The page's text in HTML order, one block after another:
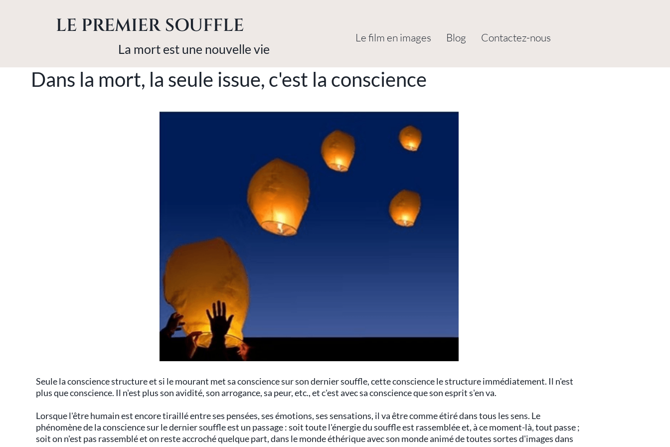
LE PREMIER SOUFFLE
La mort est une nouvelle vie
Le film en images Blog Contactez-nous
Dans la mort, la seule issue, c'est la conscience
Seule la conscience structure et si le mourant met sa conscience sur son dernier souffle, cette conscience le structure immédiatement. Il n'est
plus que conscience. Il n'est plus son avidité, son arrogance, sa peur, etc., et c'est avec sa conscience que son esprit s'en va.
Lorsque l'être humain est encore tiraillé entre ses pensées, ses émotions, ses sensations, il va être comme étiré dans tous les sens. Le
phénomène de la conscience sur le dernier souffle est un passage : soit toute l'énergie du souffle est rassemblée et, à ce moment-là, tout passe ;
soit on n'est pas rassemblé et on reste accroché quelque part, dans le monde éthérique avec son monde animé de toutes sortes d'images dans